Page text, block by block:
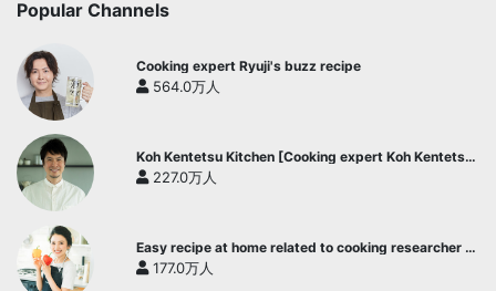
Popular Channels
Cooking expert Ryuji's buzz recipe
564.0万人
Koh Kentetsu Kitchen [Cooking expert Koh Kentetsu
official channel]
227.0万人
Easy recipe at home related to cooking researcher /
Yukari's Kitchen
177.0万人